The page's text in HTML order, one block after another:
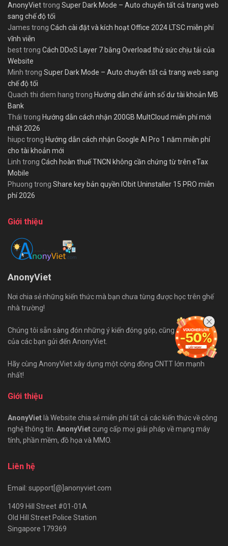
AnonyViettrong Super Dark Mode – Auto chuyển tất cả trang web
sang chế độ tối
James trong Cách cài đặt và kích hoạt Office 2024 LTSC miễn phí
vĩnh viễn
besttrong Cách DDoS Layer 7 bằng Overload thử sức chịu tải của
Website
Minh trong Super Dark Mode – Auto chuyển tất cả trang web sang
chế độ tối
Quach thi diem hang trong Hướng dẫn chế ảnh số dư tài khoản MB
Bank
Thái trong Hướng dẫn cách nhận 200GB MultCloud miễn phí mới
nhất 2026
hiupctrong Hướng dẫn cách nhận Google AI Pro 1 năm miễn phí
cho tài khoản mới
Linh trong Cách hoàn thuế TNCN không cần chứng từ trên eTax
Mobile
Phuong trong Share key bản quyền IObit Uninstaller 15 PRO miễn
phí 2026
Giới thiệu
AnonyViet
Nơi chia sẻ những kiến thức mà bạn chưa từng được học trên ghế
nhà trường!
Chúng tôi sẵn sàng đón những ý kiến đóng góp, cũng như bài viết
của các bạn gửi đến AnonyViet.
Hãy cùng AnonyViet xây dựng một cộng đồng CNTT lớn mạnh
nhất!
Giới thiệu
AnonyVietlà Website chia sẻ miễn phí tất cả các kiến thức về công
nghệ thông tin. AnonyViet cung cấp mọi giải pháp về mạng máy
tính, phần mềm, đồ họa và MMO.
Liên hệ
Email: support[@]anonyviet.com
1409 Hill Street #01-01A
Old Hill Street Police Station
Singapore 179369